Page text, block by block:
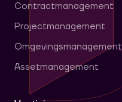
Contractmanagement
Projectmanagement
Omgevingsmanagement
Assetmanagement